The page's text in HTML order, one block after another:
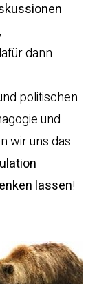
dann
politischen
und
wir uns das
lassen!